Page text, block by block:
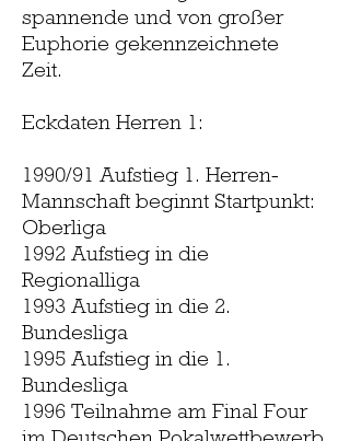
spannende und von großer
Euphorie gekennzeichnete
Zeit.
Eckdaten Herren 1:
1990/91 Aufstieg 1. Herren-
Mannschaft beginnt Startpunkt:
Oberliga
1992 Aufstieg in die
Regionalliga
1993 Aufstieg in die 2.
Bundesliga
1995 Aufstieg in die 1.
Bundesliga
1996 Teilnahme am Final Four